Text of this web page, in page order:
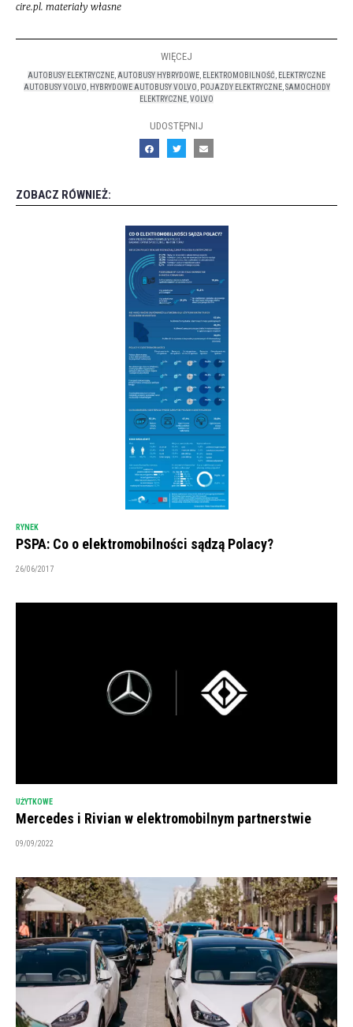
cire.pl. materiały własne
WIĘCEJ
AUTOBUSY ELEKTRYCZNE AUTOBUSY HYBRYDOWE ELEKTROMOBILNOŚĆ
ELEKTRYCZNE
AUTOBUSY VOLVO
HYBRYDOWE AUTOBUSY VOLVO POJAZDY ELEKTRYCZNE, SAMOCHODY
ELEKTRYCZNE VOLVO
UDOSTĘPNIJ
ZOBACZ RÓWNIEŻ:
RYNEK
PSPA: Co o elektromobilności sądzą Polacy?
26/06/2017
UŻYTKOWE
Mercedes i Rivian w elektromobilnym partnerstwie
09/09/2022